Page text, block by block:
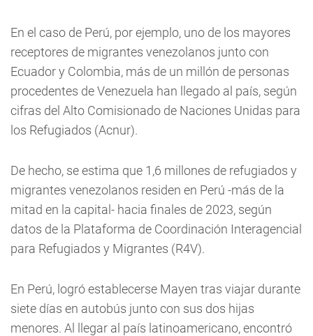
En el caso de Perú, por ejemplo, uno de los mayores
receptores de migrantes venezolanos junto con
Ecuador y Colombia, más de un millón de personas
procedentes de Venezuela han llegado al país, según
cifras del Alto Comisionado de Naciones Unidas para
los Refugiados (Acnur).
De hecho, se estima que 1,6 millones de refugiados y
migrantes venezolanos residen en Perú -más de la
mitad en la capital- hacia finales de 2023, según
datos de la Plataforma de Coordinación Interagencial
para Refugiados y Migrantes (R4V).
En Perú, logró establecerse Mayen tras viajar durante
siete días en autobús junto con sus dos hijas
menores. Al llegar al país latinoamericano, encontró